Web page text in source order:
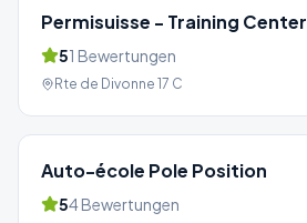
Permisuisse - Training Center
51 Bewertungen
Rte de Divonne 17 C
Auto-école Pole Position
54Bewertungen